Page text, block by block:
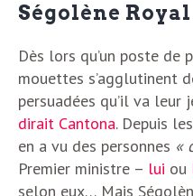
Ségolène
Dès lors qu’un poste de
mouettes s’agglutinent
persuadées qu’il va leur
dirait Cantona. Depuis
en a vu des personnes «
Premier ministre – lui ou
selon eux… Mais